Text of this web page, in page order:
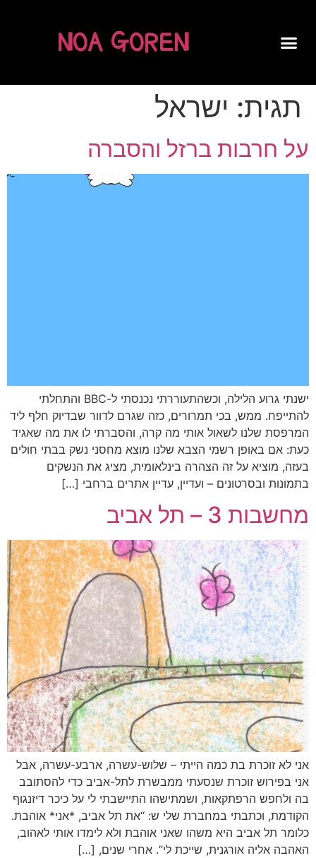
NOA GOREN
תגית: ישראל
על חרבות ברזל והסברה
ישנתי גרוע הלילה, וכשהתעוררתי נכנסתי ל-BBC והתחלתי
להתייפח. ממש, בכי תמרורים, כזה שגרם לדוור שבדיוק חלף ליד
המרפסת שלנו לשאול אותי מה קרה, והסברתי לו את מה שאגיד
כעת: אם באופן רשמי הצבא שלנו מוצא מחסני נשק בבתי חולים
בעזה, מוציא על זה הצהרה בינלאומית, מציג את הנשקים
בתמונות ובסרטונים – ועדיין, עדיין אתרים ברחבי […]
מחשבות 3 – תל אביב
אני לא זוכרת בת כמה הייתי – שלוש-עשרה, ארבע-עשרה, אבל
אני בפירוש זוכרת שנסעתי ממבשרת לתל-אביב כדי להסתובב
בה ולחפש הרפתקאות, ושמתישהו התיישבתי לי על כיכר דיזנגוף
הקודמת, וכתבתי במחברת שלי ש: “את תל אביב, *אני* אוהבת.
כלומר תל אביב היא משהו שאני אוהבת ולא לימדו אותי לאהוב,
האהבה אליה אורגנית, שייכת לי”. אחרי שנים, […]